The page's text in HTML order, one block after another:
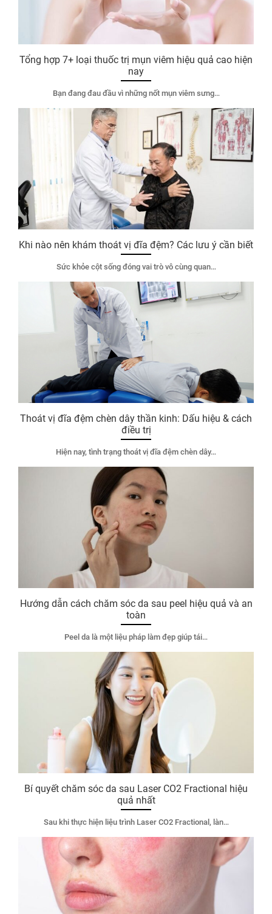
Tổng hợp 7+ loại thuốc trị mụn viêm hiệu quả cao hiện
nay
Bạn đang đau đầu vì những nốt mụn viêm sưng…
Khi nào nên khám thoát vị đĩa đệm? Các lưu ý cần biết
Sức khỏe cột sống đóng vai trò vô cùng quan…
Thoát vị đĩa đệm chèn dây thần kinh: Dấu hiệu & cách
điều trị
Hiện nay, tình trạng thoát vị đĩa đệm chèn dây…
Hướng dẫn cách chăm sóc da sau peel hiệu quả và an
toàn
Peel da là một liệu pháp làm đẹp giúp tái…
Bí quyết chăm sóc da sau Laser CO2 Fractional hiệu
quả nhất
Sau khi thực hiện liệu trình Laser CO2 Fractional, làn…